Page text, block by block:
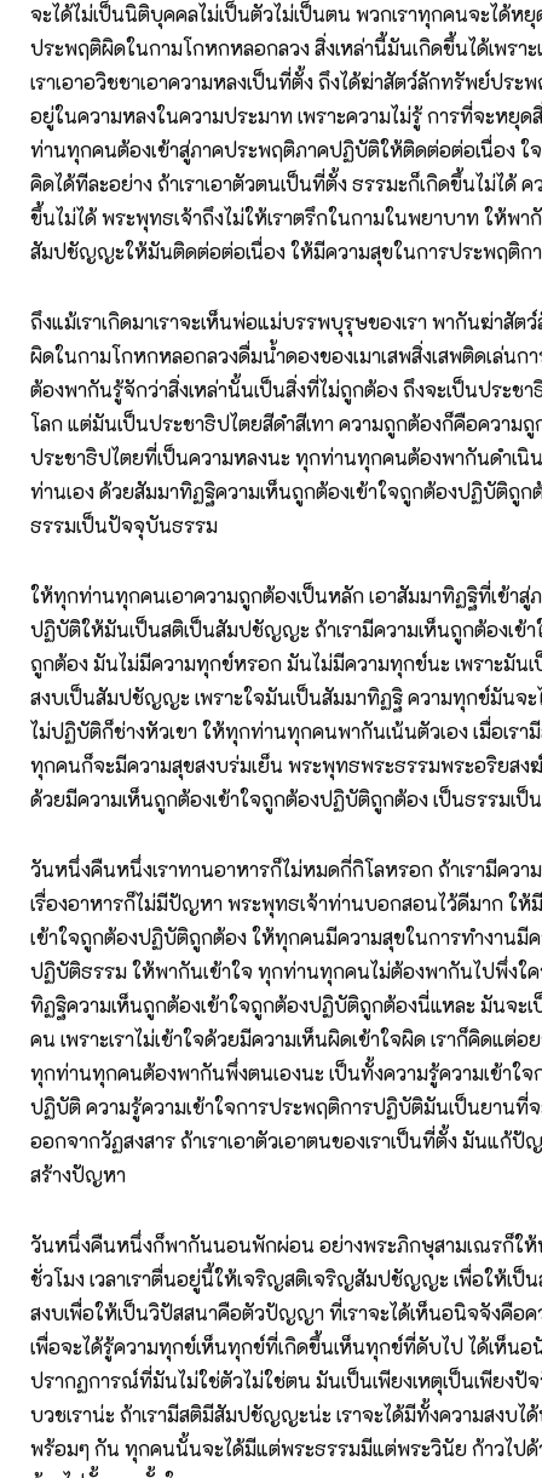
จะได้ไม่เป็นนิติบุคคลไม่เป็นตัวไม่เป็นตน พวกเราทุกคนจะได้ห
ประพฤติผิดในกามโกหกหลอกลวง สิ่งเหล่านี้มันเกิดขึ้นได้เพราะ
เราเอาอวิชชาเอาความหลงเป็นที่ตั้ง ถึงได้ฆ่าสัตว์ลักทรัพย์ประ
อยู่ในความหลงในความประมาท เพราะความไม่รู้ การที่จะหยุด
ท่านทุกคนต้องเข้าสู่ภาคประพฤติภาคปฏิบัติให้ติดต่อต่อเนื่อง ใ
คิดได้ทีละอย่าง ถ้าเราเอาตัวตนเป็นที่ตั้ง ธรรมะก็เกิดขึ้นไม่ได้
ขึ้นไม่ได้ พระพุทธเจ้าถึงไม่ให้เราตรึกในกามในพยาบาท ให้พา
สัมปชัญญะให้มันติดต่อต่อเนื่อง ให้มีความสุขในการประพฤติก
ถึงแม้เราเกิดมาเราจะเห็นพ่อแม่บรรพบุรุษของเรา พากันฆ่าสั
ผิดในกามโกหกหลอกลวงดื่มน้ำดองของเมาเสพสิ่งเสพติดเล่นก
ต้องพากันรู้จักว่าสิ่งเหล่านั้นเป็นสิ่งที่ไม่ถูกต้อง ถึงจะเป็นประช
โลก แต่มันเป็นประชาธิปไตยสีดำสีเทา ความถูกต้องก็คือความถู
ประชาธิปไตยที่เป็นความหลงนะ ทุกท่านทุกคนต้องพากันดำเนิ
ท่านเอง ด้วยสัมมาทิฏฐิความเห็นถูกต้องเข้าใจถูกต้องปฏิบัติถูก
ธรรมเป็นปัจจุบันธรรม
ให้ทุกท่านทุกคนเอาความถูกต้องเป็นหลัก เอาสัมมาทิฏฐิที่เข้าสู่
ปฏิบัติให้มันเป็นสติเป็นสัมปชัญญะ ถ้าเรามีความเห็นถูกต้องเข้
ถูกต้อง มันไม่มีความทุกข์หรอก มันไม่มีความทุกข์นะ เพราะมันเ
สงบเป็นสัมปชัญญะ เพราะใจมันเป็นสัมมาทิฏฐิ ความทุกข์มันจ
ไม่ปฏิบัติก็ช่างหัวเขา ให้ทุกท่านทุกคนพากันเน้นตัวเอง เมื่อเร
ทุกคนก็จะมีความสุขสงบร่มเย็น พระพุทธพระธรรมพระอริยสง
ด้วยมีความเห็นถูกต้องเข้าใจถูกต้องปฏิบัติถูกต้อง เป็นธรรมเ
วันหนึ่งคืนหนึ่งเราทานอาหารก็ไม่หมดกี่กิโลหรอก ถ้าเรามีควา
เรื่องอาหารก็ไม่มีปัญหา พระพุทธเจ้าท่านบอกสอนไว้ดีมาก ให้
เข้าใจถูกต้องปฏิบัติถูกต้อง ให้ทุกคนมีความสุขในการทำงานมี
ปฏิบัติธรรม ให้พากันเข้าใจ ทุกท่านทุกคนไม่ต้องพากันไปพึ่งใ
ทิฏฐิความเห็นถูกต้องเข้าใจถูกต้องปฏิบัติถูกต้องนี่แหละ มันจะเ
คน เพราะเราไม่เข้าใจด้วยมีความเห็นผิดเข้าใจผิด เราก็คิดแต่
ทุกท่านทุกคนต้องพากันพึ่งตนเองนะ เป็นทั้งความรู้ความเข้าใจ
ปฏิบัติ ความรู้ความเข้าใจการประพฤติการปฏิบัติมันเป็นยานที่จ
ออกจากวัฏสงสาร ถ้าเราเอาตัวเอาตนของเราเป็นที่ตั้ง มันแก้ปั
สร้างปัญหา
วันหนึ่งคืนหนึ่งก็พากันนอนพักผ่อน อย่างพระภิกษุสามเณรก็ใ
ชั่วโมง เวลาเราตื่นอยู่นี้ให้เจริญสติเจริญสัมปชัญญะ เพื่อให้เป็
สงบเพื่อให้เป็นวิปัสสนาคือตัวปัญญา ที่เราจะได้เห็นอนิจจังคือค
เพื่อจะได้รู้ความทุกข์เห็นทุกข์ที่เกิดขึ้นเห็นทุกข์ที่ดับไป ได้เห็นอ
ปรากฏการณ์ที่มันไม่ใช่ตัวไม่ใช่ตน มันเป็นเพียงเหตุเป็นเพียง
บวชเราน่ะ ถ้าเรามีสติมีสัมปชัญญะน่ะ เราจะได้มีทั้งความสงบ
พร้อมๆ กัน ทุกคนนั้นจะได้มีแต่พระธรรมมีแต่พระวินัย ก้าวไป